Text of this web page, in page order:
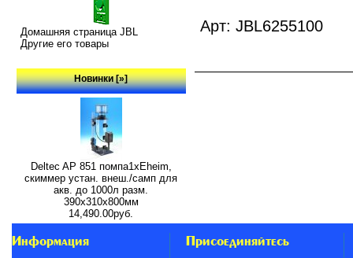
Домашняя страница JBL
Другие его товары
Новинки [»]
Deltec AP 851 помпа1xEheim,
скиммер устан. внеш./самп для
акв. до 1000л разм.
390х310х800мм
14,490.00руб.
Арт: JBL6255100
Информация Присоединяйтесь